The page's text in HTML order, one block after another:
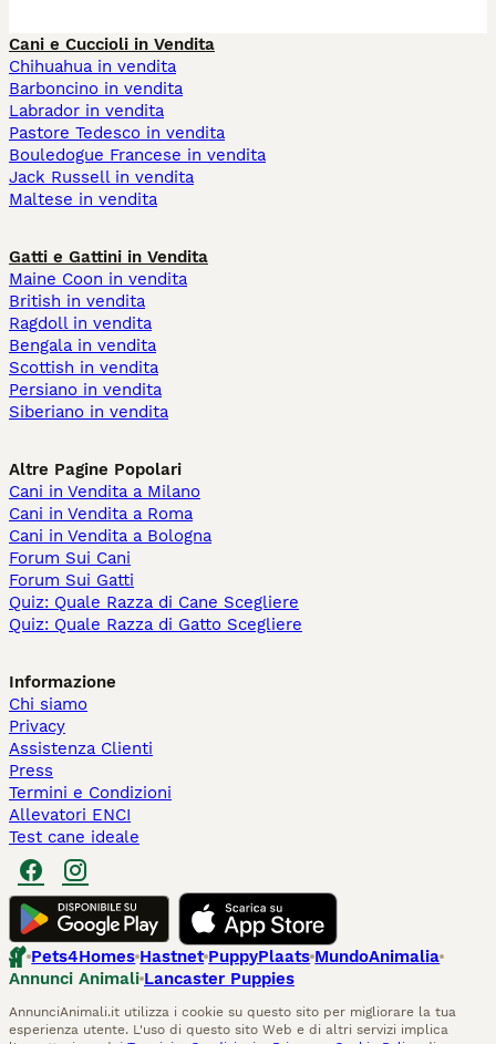
Cani e Cuccioli in Vendita
Chihuahua in vendita
Barboncino in vendita
Labrador in vendita
Pastore Tedesco in vendita
Bouledogue Francese in vendita
Jack Russell in vendita
Maltese in vendita
Gatti e Gattini in Vendita
Maine Coon in vendita
British in vendita
Ragdoll in vendita
Bengala in vendita
Scottish in vendita
Persiano in vendita
Siberiano in vendita
Altre Pagine Popolari
Cani in Vendita a Milano
Cani in Vendita a Roma
Cani in Vendita a Bologna
Forum Sui Cani
Forum Sui Gatti
Quiz: Quale Razza di Cane Scegliere
Quiz: Quale Razza di Gatto Scegliere
Informazione
Chi siamo
Privacy
Assistenza Clienti
Press
Termini e Condizioni
Allevatori ENCI
Test cane ideale
Pets4Homes Hastnet PuppyPlaats MundoAnimalia
Annunci Animali Lancaster Puppies
AnnunciAnimali.it utilizza i cookie su questo sito per migliorare la tua
esperienza utente. L'uso di questo sito Web e di altri servizi implica